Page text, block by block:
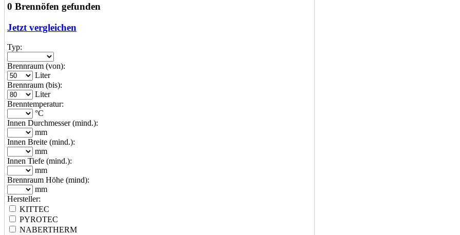
0 Brennöfen gefunden
Jetzt vergleichen
Typ:
Brennraum (von):
Liter
Brennraum (bis):
Liter
Brenntemperatur:
°C
Innen Durchmesser (mind.):
mm
Innen Breite (mind.):
mm
Innen Tiefe (mind.):
mm
Brennraum Höhe (mind):
mm
Hersteller:
KITTEC
PYROTEC
NABERTHERM